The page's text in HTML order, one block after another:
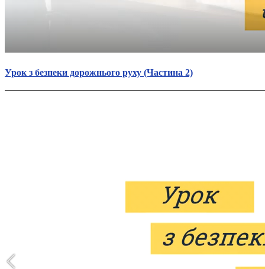
Урок з безпеки дорожнього руху (Частина 2)